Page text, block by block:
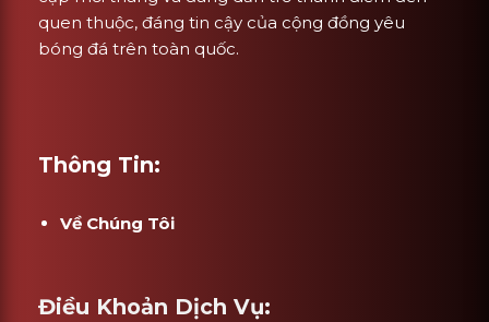
quen thuộc, đáng tin cậy của cộng đồng yêu
bóng đá trên toàn quốc.
Thông Tin:
Về Chúng Tôi
Điều Khoản Dịch Vụ: